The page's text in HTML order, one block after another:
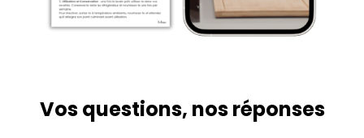
Vos questions, nos réponses